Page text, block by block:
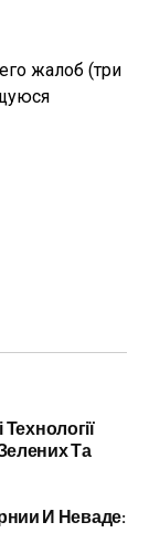
жалоб (три
Та
И Неваде: